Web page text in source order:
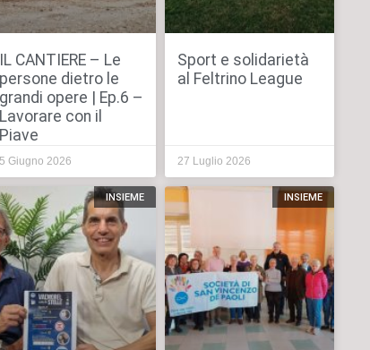
IL CANTIERE – Le
persone dietro le
grandi opere | Ep.6 –
Lavorare con il
Piave
5 Giugno 2026
Sport e solidarietà
al Feltrino League
27 Luglio 2026
INSIEME INSIEME